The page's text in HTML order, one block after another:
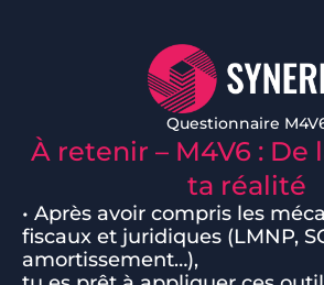
Questionnaire
À retenir – M4V6 : De
ta réalité
• Après avoir compris les
fiscaux et juridiques (LMNP,
amortissement…),